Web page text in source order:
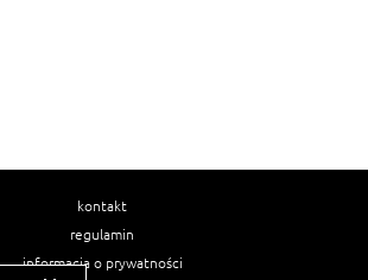
kontakt
regulamin
informacja o prywatności